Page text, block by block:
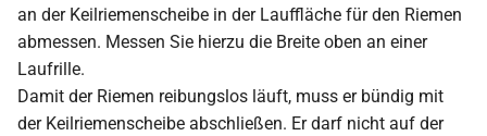
an der Keilriemenscheibe in der Lauffläche für den Riemen
abmessen. Messen Sie hierzu die Breite oben an einer
Laufrille.
Damit der Riemen reibungslos läuft, muss er bündig mit
der Keilriemenscheibe abschließen. Er darf nicht auf der